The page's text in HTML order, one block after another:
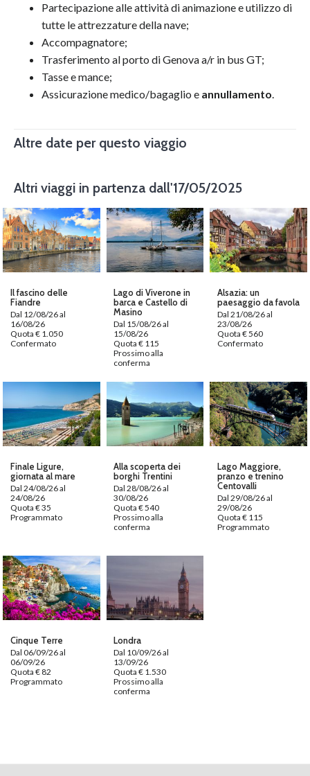
Partecipazione alle attività di animazione e utilizzo di
tutte le attrezzature della nave;
Accompagnatore;
Trasferimento al porto di Genova a/r in bus GT;
Tasse e mance;
Assicurazione medico/bagaglio e annullamento.
Altre date per questo viaggio
Altri viaggi in partenza dall'17/05/2025
Il fascino delle
Fiandre
Dal 12/08/26 al
16/08/26
Quota € 1.050
Confermato
Lago di Viverone in
barca e Castello di
Masino
Dal 15/08/26 al
15/08/26
Quota € 115
Prossimo alla
conferma
Alsazia: un
paesaggio da favola
Dal 21/08/26 al
23/08/26
Quota € 560
Confermato
Finale Ligure,
giornata al mare
Dal 24/08/26 al
24/08/26
Quota € 35
Programmato
Alla scoperta dei
borghi Trentini
Dal 28/08/26 al
30/08/26
Quota € 540
Prossimo alla
conferma
Lago Maggiore,
pranzo e trenino
Centovalli
Dal 29/08/26 al
29/08/26
Quota € 115
Programmato
Cinque Terre
Dal 06/09/26 al
06/09/26
Quota € 82
Programmato
Londra
Dal 10/09/26 al
13/09/26
Quota € 1.530
Prossimo alla
conferma